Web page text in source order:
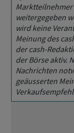
weitergegeben
wird keine
Meinung des
der cash-
der Börse aktiv.
Nachrichten
geäusserten